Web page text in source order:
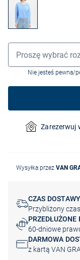
Wybór rozmiaru
Proszę wybrać
Nie jesteś pewna/
Zarezerwuj
Wysyłka przez VAN
CZAS DOSTAWY
Przybliżony
PRZEDŁUŻONE
60-dniowe
DARMOWA
z kartą VAN